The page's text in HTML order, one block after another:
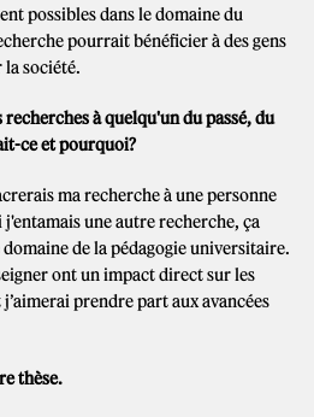
possibles dans le domaine du
pourrait bénéficier à des gens
société.
à quelqu'un du passé, du
ce et pourquoi?
ma recherche à une personne
une autre recherche, ça
de la pédagogie universitaire.
ont un impact direct sur les
prendre part aux avancées
thèse.